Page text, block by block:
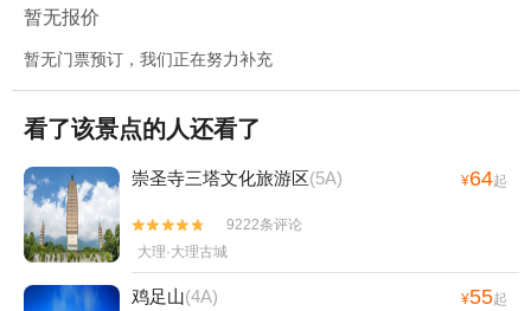
暂无报价
暂无门票预订，我们正在努力补充
看了该景点的人还看了
崇圣寺三塔文化旅游区(5A) ¥64起


9222条评论
大理·大理古城
鸡足山(4A) ¥55起